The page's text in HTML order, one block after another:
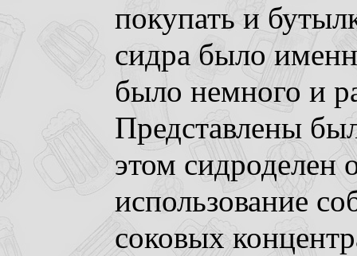
покупать и
сидра было
было немного и
Представлены
этом сидроделен
использование
соковых